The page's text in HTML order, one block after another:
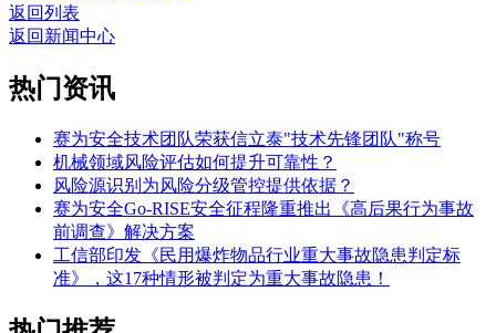
返回列表
返回新闻中心
热门资讯
赛为安全技术团队荣获信立泰"技术先锋团队"称号
机械领域风险评估如何提升可靠性？
风险源识别为风险分级管控提供依据？
赛为安全Go-RISE安全征程隆重推出《高后果行为事故
前调查》解决方案
工信部印发《民用爆炸物品行业重大事故隐患判定标
准》，这17种情形被判定为重大事故隐患！